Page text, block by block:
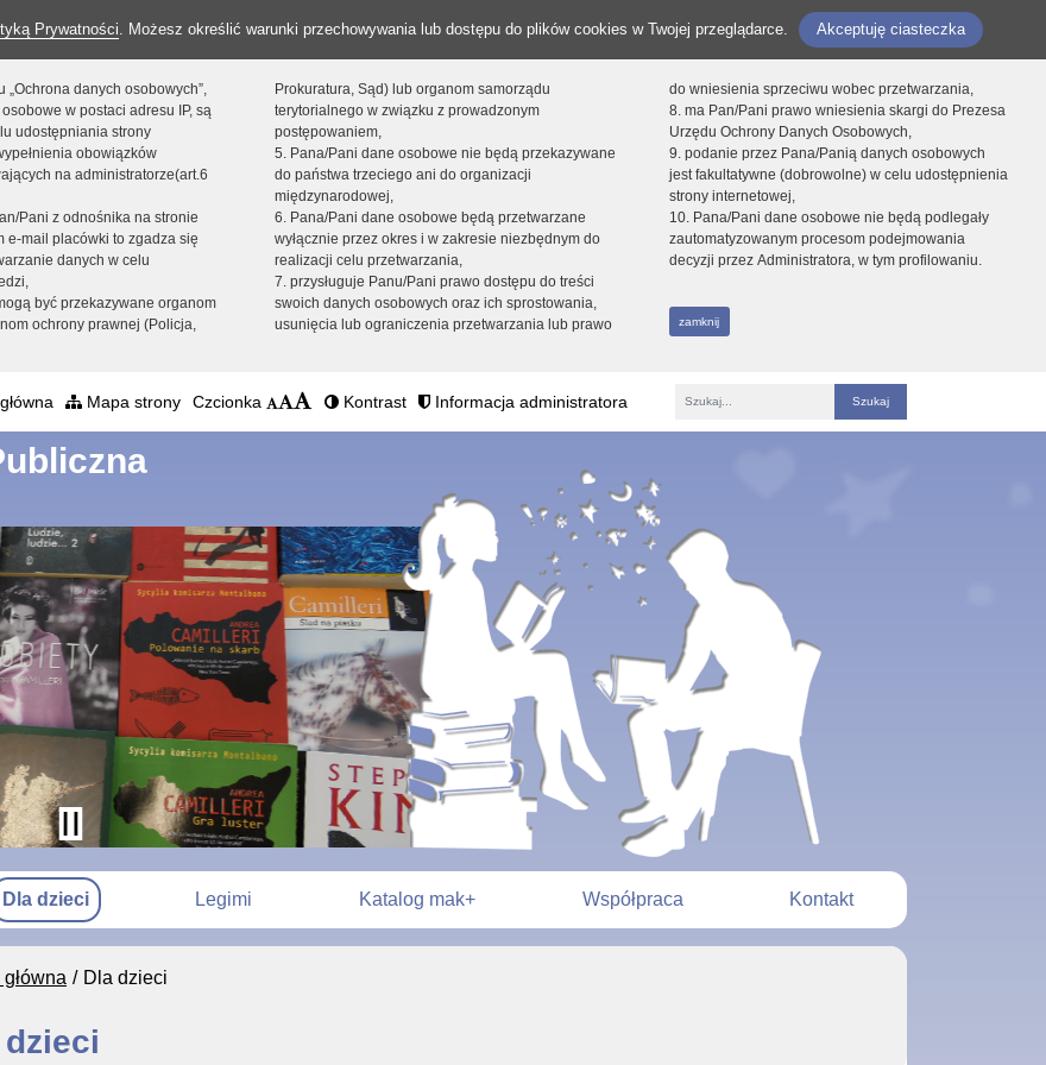
Prywatności. Możesz określić warunki przechowywania lub dostępu do plików cookies w Twojej przeglądarce. Akceptuję ciasteczka
„Ochrona danych osobowych”,
w postaci adresu IP, są
udostępniania strony
obowiązków
na administratorze(art.6
Pani z odnośnika na stronie
e-mail placówki to zgadza się
danych w celu
być przekazywane organom
ochrony prawnej (Policja,
Prokuratura, Sąd) lub organom samorządu
terytorialnego w związku z prowadzonym
postępowaniem,
5. Pana/Pani dane osobowe nie będą przekazywane
do państwa trzeciego ani do organizacji
międzynarodowej,
6. Pana/Pani dane osobowe będą przetwarzane
wyłącznie przez okres i w zakresie niezbędnym do
realizacji celu przetwarzania,
7. przysługuje Panu/Pani prawo dostępu do treści
swoich danych osobowych oraz ich sprostowania,
usunięcia lub ograniczenia przetwarzania lub prawo
do wniesienia sprzeciwu wobec przetwarzania,
8. ma Pan/Pani prawo wniesienia skargi do Prezesa
Urzędu Ochrony Danych Osobowych,
9. podanie przez Pana/Panią danych osobowych
jest fakultatywne (dobrowolne) w celu udostępnienia
strony internetowej,
10. Pana/Pani dane osobowe nie będą podlegały
zautomatyzowanym procesom podejmowania
decyzji przez Administratora, w tym profilowaniu.
zamknij
Mapa strony Czcionka Kontrast Informacja administratora
Dla dzieci Legimi Katalog mak+ Współpraca Kontakt
Dla dzieci
dzieci